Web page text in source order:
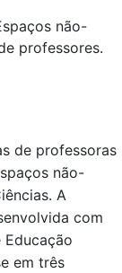
não-
professores.
de professoras
não-
A
com
em três